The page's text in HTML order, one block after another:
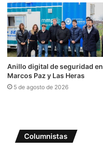
Anillo digital de seguridad en
Marcos Paz y Las Heras
5 de agosto de 2026
Columnistas